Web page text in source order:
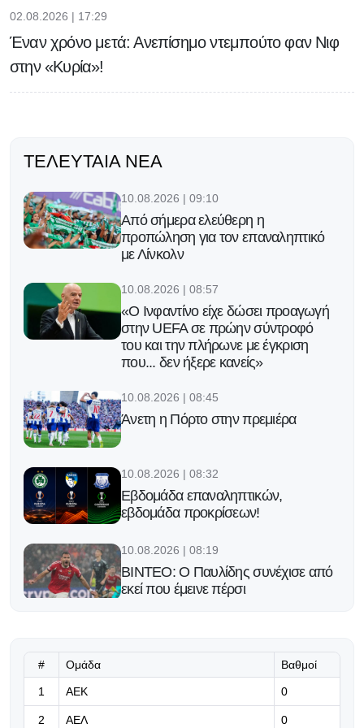
02.08.2026 | 17:29
Έναν χρόνο μετά: Ανεπίσημο ντεμπούτο φαν Νιφ
στην «Κυρία»!
ΤΕΛΕΥΤΑΊΑ ΝΈΑ
10.08.2026 | 09:10
Από σήμερα ελεύθερη η
προπώληση για τον επαναληπτικό
με Λίνκολν
10.08.2026 | 08:57
«Ο Ινφαντίνο είχε δώσει προαγωγή
στην UEFA σε πρώην σύντροφό
του και την πλήρωνε με έγκριση
που... δεν ήξερε κανείς»
10.08.2026 | 08:45
Άνετη η Πόρτο στην πρεμιέρα
10.08.2026 | 08:32
Εβδομάδα επαναληπτικών,
εβδομάδα προκρίσεων!
10.08.2026 | 08:19
ΒΙΝΤΕΟ: Ο Παυλίδης συνέχισε από
εκεί που έμεινε πέρσι
09.08.2026 | 23:05
# Ομάδα Βαθμοί
1 ΑΕΚ 0
2 ΑΕΛ 0